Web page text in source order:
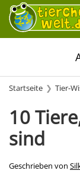
Startseite Tier-
10
sind
Geschrieben von